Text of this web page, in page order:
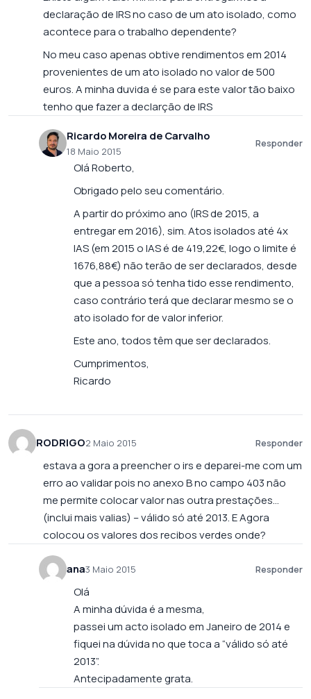
declaração de IRS no caso de um ato isolado, como
acontece para o trabalho dependente?
No meu caso apenas obtive rendimentos em 2014
provenientes de um ato isolado no valor de 500
euros. A minha duvida é se para este valor tão baixo
tenho que fazer a declarção de IRS
Ricardo Moreira de Carvalho
18 Maio 2015
Responder
Olá Roberto,
Obrigado pelo seu comentário.
A partir do próximo ano (IRS de 2015, a
entregar em 2016), sim. Atos isolados até 4x
IAS (em 2015 o IAS é de 419,22€, logo o limite é
1676,88€) não terão de ser declarados, desde
que a pessoa só tenha tido esse rendimento,
caso contrário terá que declarar mesmo se o
ato isolado for de valor inferior.
Este ano, todos têm que ser declarados.
Cumprimentos,
Ricardo
RODRIGO2 Maio 2015 Responder
estava a gora a preencher o irs e deparei-me com um
erro ao validar pois no anexo B no campo 403 não
me permite colocar valor nas outra prestações…
(inclui mais valias) – válido só até 2013. E Agora
colocou os valores dos recibos verdes onde?
ana3 Maio 2015 Responder
Olá
A minha dúvida é a mesma,
passei um acto isolado em Janeiro de 2014 e
fiquei na dúvida no que toca a “válido só até
2013”.
Antecipadamente grata.